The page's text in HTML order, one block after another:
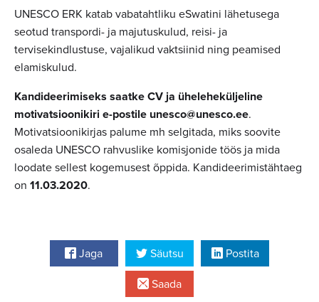
UNESCO ERK katab vabatahtliku eSwatini lähetusega
seotud transpordi- ja majutuskulud, reisi- ja
tervisekindlustuse, vajalikud vaktsiinid ning peamised
elamiskulud.
Kandideerimiseks saatke CV ja üheleheküljeline
motivatsioonikiri e-postile unesco@unesco.ee.
Motivatsioonikirjas palume mh selgitada, miks soovite
osaleda UNESCO rahvuslike komisjonide töös ja mida
loodate sellest kogemusest õppida. Kandideerimistähtaeg
on 11.03.2020.
Jaga Säutsu Postita
Saada